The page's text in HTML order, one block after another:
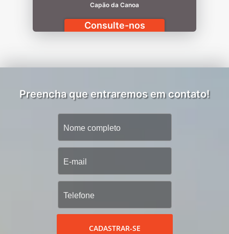
Capão da Canoa
Consulte-nos
Preencha que entraremos em contato!
CADASTRAR-SE